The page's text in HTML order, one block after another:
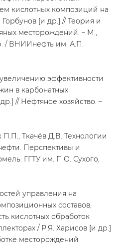
кислотных композиций на
[и др.] // Теория и
месторождений. – М.,
/ ВНИИнефть им. А.П.
эффективности
в карбонатных
// Нефтяное хозяйство. –
Ткачёв Д.В. Технологии
Перспективы и
ГГТУ им. П.О. Сухого,
управления на
составов,
кислотных обработок
/ Р.Я. Харисов [и др.]
месторождений